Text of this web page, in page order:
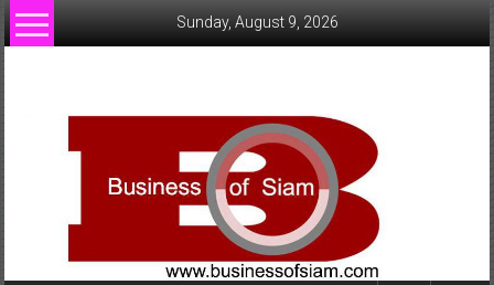
Skip
to
Sunday, August 9, 2026